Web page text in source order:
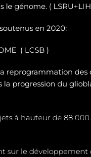
le génome. (
en 2020:
( LCSB )
reprogrammation des
la progression du
à hauteur de 88
sur le développement